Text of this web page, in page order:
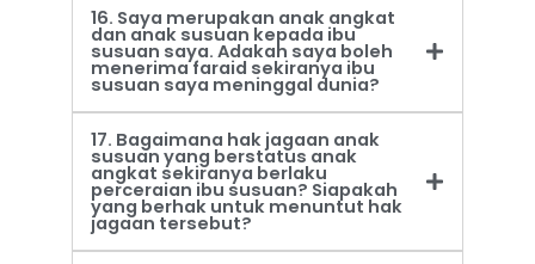
16. Saya merupakan anak angkat
dan anak susuan kepada ibu
susuan saya. Adakah saya boleh
menerima faraid sekiranya ibu
susuan saya meninggal dunia?
17. Bagaimana hak jagaan anak
susuan yang berstatus anak
angkat sekiranya berlaku
perceraian ibu susuan? Siapakah
yang berhak untuk menuntut hak
jagaan tersebut?